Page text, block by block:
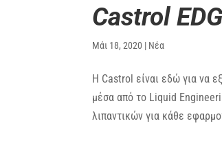
Castrol
Μάι 18, 2020 | Νέα
Η Castrol είναι εδώ για να
μέσα από το Liquid
λιπαντικών για κάθε